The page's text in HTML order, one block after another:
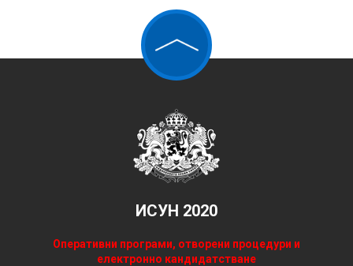
ИСУН 2020
Оперативни програми, отворени процедури и
електронно кандидатстване